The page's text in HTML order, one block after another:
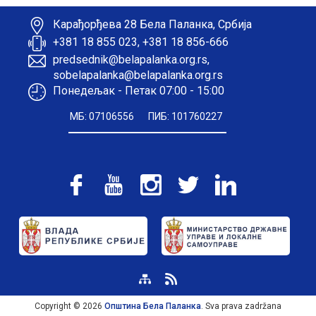
Карађорђева 28 Бела Паланка, Србија
+381 18 855 023, +381 18 856-666
predsednik@belapalanka.org.rs,
sobelapalanka@belapalanka.org.rs
Понедељак - Петак 07:00 - 15:00
МБ: 07106556 ПИБ: 101760227
Copyright © 2026 Општина Бела Паланка . Sva prava zadržana